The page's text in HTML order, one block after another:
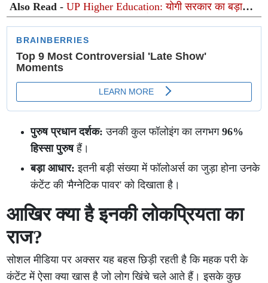
Also Read -UP Higher Education: योगी सरकार का बड़ा
फैसला, यूपी में 3 नए प्राइवेट यूनिवर्सिटीज के संचालन को हरी
पुरुष प्रधान दर्शक: उनकी कुल फॉलोइंग का लगभग96%
हिस्सा पुरुषहैं।
बड़ा आधार: इतनी बड़ी संख्या में फॉलोअर्स का जुड़ा होना उनके
कंटेंट की 'मैग्नेटिक पावर' को दिखाता है।
आखिर क्या है इनकी लोकप्रियता का
राज?
सोशल मीडिया पर अक्सर यह बहस छिड़ी रहती है कि महक परी के
कंटेंट में ऐसा क्या खास है जो लोग खिंचे चले आते हैं। इसके कुछ